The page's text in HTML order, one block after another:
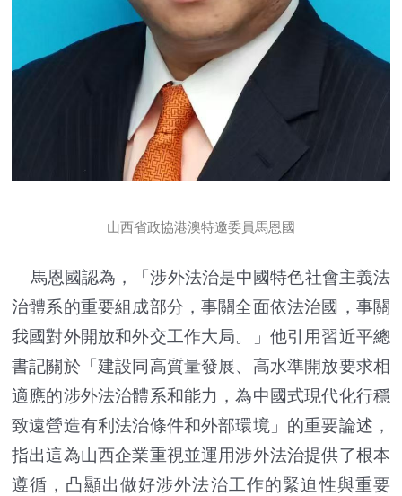
山西省政協港澳特邀委員馬恩國
馬恩國認為，「涉外法治是中國特色社會主義法
治體系的重要組成部分，事關全面依法治國，事關
我國對外開放和外交工作大局。」他引用習近平總
書記關於「建設同高質量發展、高水準開放要求相
適應的涉外法治體系和能力，為中國式現代化行穩
致遠營造有利法治條件和外部環境」的重要論述，
指出這為山西企業重視並運用涉外法治提供了根本
遵循，凸顯出做好涉外法治工作的緊迫性與重要